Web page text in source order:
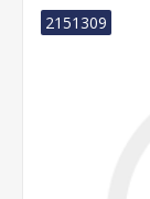
2151309